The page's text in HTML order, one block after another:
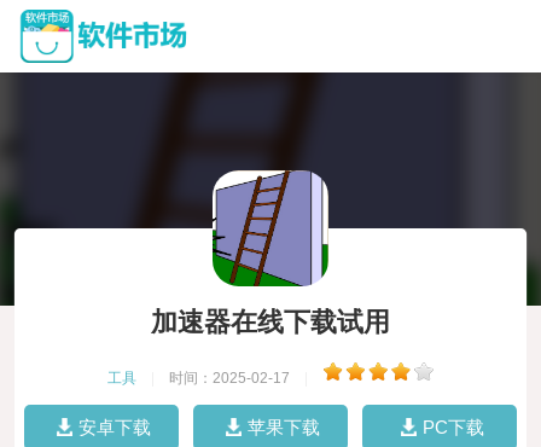
加速器在线下载试用
工具 时间：2025-02-17
安卓下载 苹果下载 PC下载